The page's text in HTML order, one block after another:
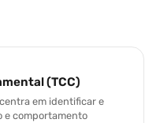
(TCC)
em identificar e
e comportamento